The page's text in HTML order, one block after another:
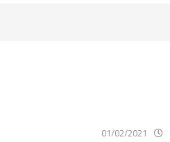
01/02/2021